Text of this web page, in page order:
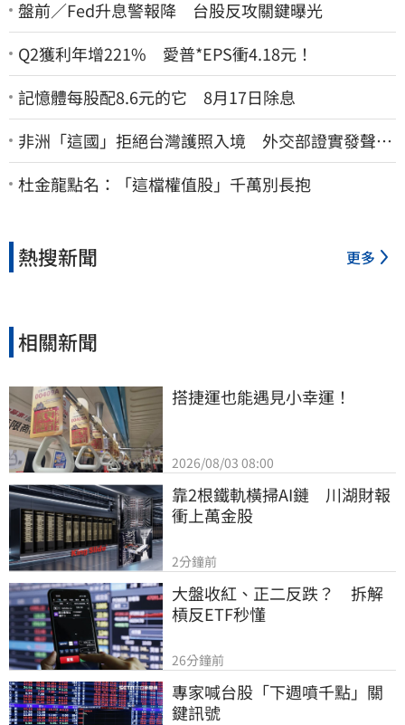
盤前／Fed升息警報降 台股反攻關鍵曝光
Q2獲利年增221% 愛普*EPS衝4.18元！
記憶體每股配8.6元的它 8月17日除息
非洲「這國」拒絕台灣護照入境 外交部證實發聲
了：持續交涉聯繫
杜金龍點名：「這檔權值股」千萬別長抱
熱搜新聞 更多
相關新聞
搭捷運也能遇見小幸運！
2026/08/03 08:00
靠2根鐵軌橫掃AI鏈　川湖財報
衝上萬金股
2分鐘前
大盤收紅、正二反跌？　拆解
槓反ETF秒懂
26分鐘前
專家喊台股「下週噴千點」關
鍵訊號